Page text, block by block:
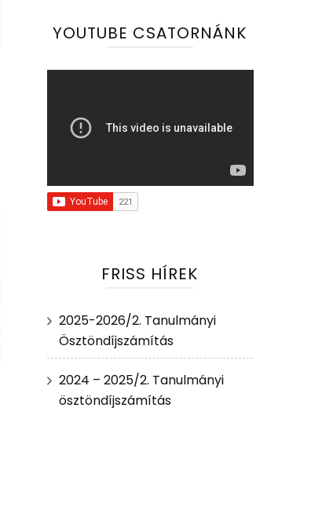
YOUTUBE CSATORNÁNK
FRISS HÍREK
2025-2026/2. Tanulmányi
Ösztöndíjszámítás
2024 – 2025/2. Tanulmányi
ösztöndíjszámítás